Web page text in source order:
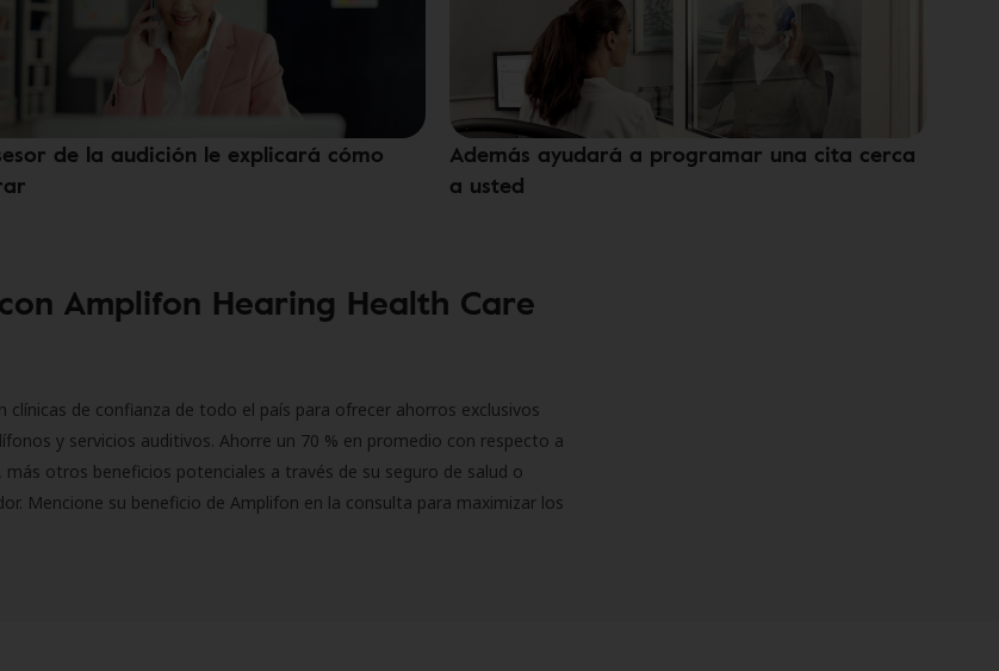
de la audición le explicará cómo
Además ayudará a programar una cita cerca
a usted
Amplifon Hearing Health Care
clínicas de confianza de todo el país para ofrecer ahorros exclusivos
y servicios auditivos. Ahorre un 70 % en promedio con respecto a
otros beneficios potenciales a través de su seguro de salud o
Mencione su beneficio de Amplifon en la consulta para maximizar los